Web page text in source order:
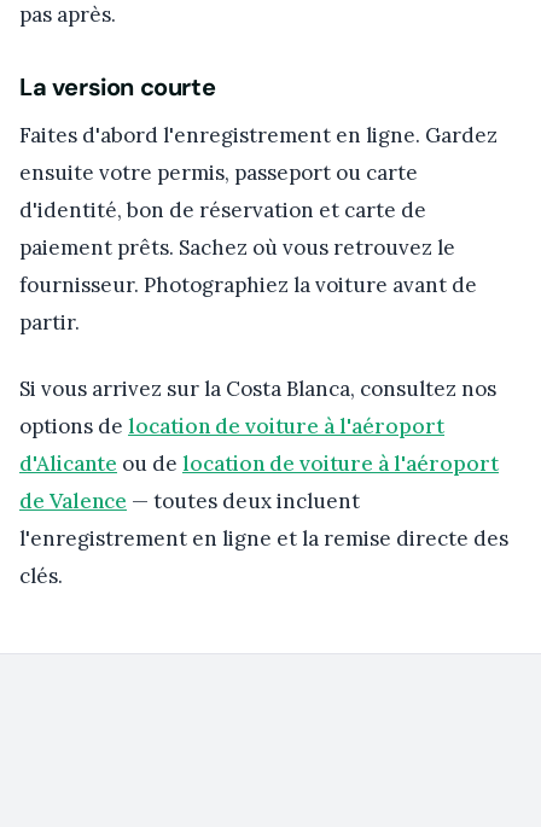
pas après.
La version courte
Faites d'abord l'enregistrement en ligne. Gardez
ensuite votre permis, passeport ou carte
d'identité, bon de réservation et carte de
paiement prêts. Sachez où vous retrouvez le
fournisseur. Photographiez la voiture avant de
partir.
Si vous arrivez sur la Costa Blanca, consultez nos
options de location de voiture à l'aéroport
d'Alicante ou de location de voiture à l'aéroport
de Valence — toutes deux incluent
l'enregistrement en ligne et la remise directe des
clés.